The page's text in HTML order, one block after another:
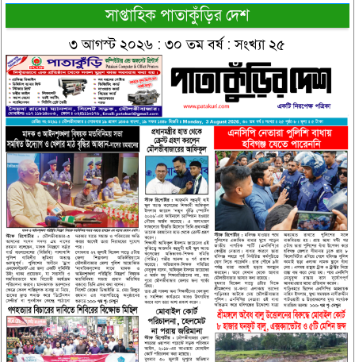
সাপ্তাহিক পাতাকুঁড়ির দেশ
৩ আগস্ট ২০২৬ : ৩০ তম বর্ষ : সংখ্যা ২৫